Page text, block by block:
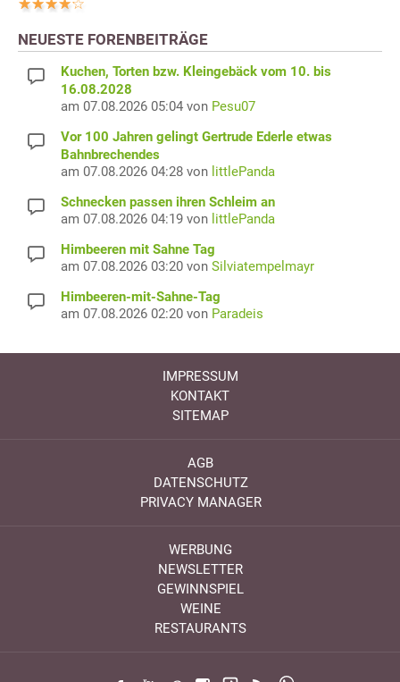
NEUESTE FORENBEITRÄGE
Kuchen, Torten bzw. Kleingebäck vom 10. bis
16.08.2028
am 07.08.2026 05:04 von Pesu07
Vor 100 Jahren gelingt Gertrude Ederle etwas
Bahnbrechendes
am 07.08.2026 04:28 von littlePanda
Schnecken passen ihren Schleim an
am 07.08.2026 04:19 von littlePanda
Himbeeren mit Sahne Tag
am 07.08.2026 03:20 von Silviatempelmayr
Himbeeren-mit-Sahne-Tag
am 07.08.2026 02:20 von Paradeis
IMPRESSUM
KONTAKT
SITEMAP
AGB
DATENSCHUTZ
PRIVACY MANAGER
WERBUNG
NEWSLETTER
GEWINNSPIEL
WEINE
RESTAURANTS